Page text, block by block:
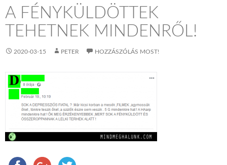
A FÉNYKÜLDÖTTEK
TEHETNEK MINDENRŐL!
2020-03-15 PETER HOZZÁSZÓLÁS MOST!